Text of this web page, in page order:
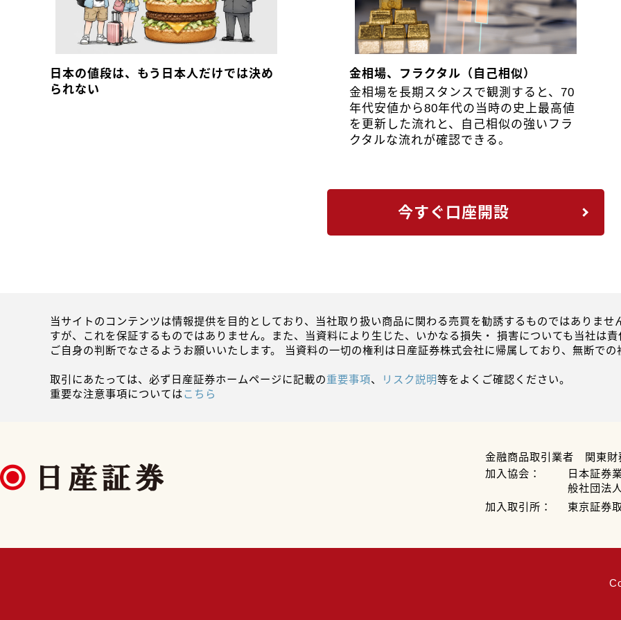
日本の値段は、もう日本人だけでは決め
られない
金相場、フラクタル（自己相似）
金相場を長期スタンスで観測すると、70
年代安値から80年代の当時の史上最高値
を更新した流れと、自己相似の強いフラ
クタルな流れが確認できる。
今すぐ口座開設
当サイトのコンテンツは情報提供を目的としており、当社取り扱い商品に関わる売買を勧誘するものではありま
すが、これを保証するものではありません。また、当資料により生じた、いかなる損失・ 損害についても当社は
ご自身の判断でなさるようお願いいたします。 当資料の一切の権利は日産証券株式会社に帰属しており、無断で
取引にあたっては、必ず日産証券ホームページに記載の重要事項、 リスク説明等をよくご確認ください。
重要な注意事項についてはこちら
金融商品取引業者 関東
加入協会：
日本証券
般社団法
加入取引所：
東京証券